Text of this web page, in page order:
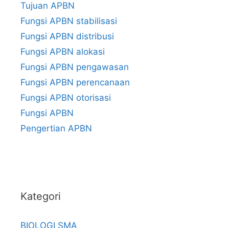
Tujuan APBN
Fungsi APBN stabilisasi
Fungsi APBN distribusi
Fungsi APBN alokasi
Fungsi APBN pengawasan
Fungsi APBN perencanaan
Fungsi APBN otorisasi
Fungsi APBN
Pengertian APBN
Kategori
BIOLOGI SMA